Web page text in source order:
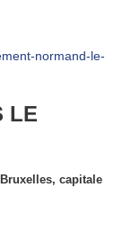
normand-le-
LE
capitale